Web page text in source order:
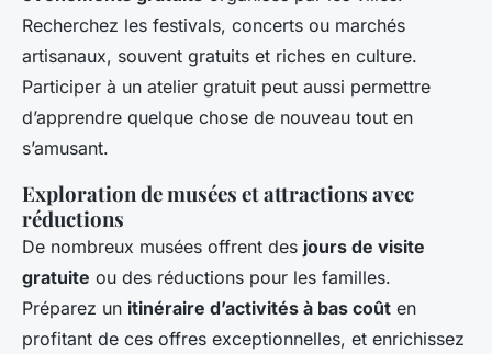
Recherchez les festivals, concerts ou marchés
artisanaux, souvent gratuits et riches en culture.
Participer à un atelier gratuit peut aussi permettre
d’apprendre quelque chose de nouveau tout en
s’amusant.
Exploration de musées et attractions avec
réductions
De nombreux musées offrent des jours de visite
gratuite ou des réductions pour les familles.
Préparez un itinéraire d’activités à bas coût en
profitant de ces offres exceptionnelles, et enrichissez